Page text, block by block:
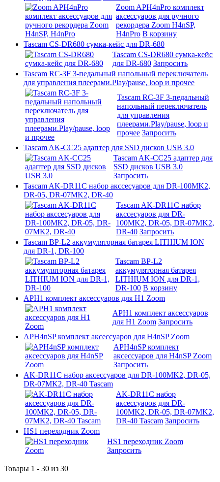
Zoom APH4nPro комплект
аксессуаров для ручного
рекордера Zoom H4nSP,
H4nPro В корзину
Tascam CS-DR680 сумка-кейс для DR-680
Tascam CS-DR680 сумка-кейс
для DR-680 Запросить
Tascam RC-3F 3-педальный напольный переключатель
для управления плеерами.Play/pause, loop и прочее
Tascam RC-3F 3-педальный
напольный переключатель
для управления
плеерами.Play/pause, loop и
прочее Запросить
Tascam AK-CC25 адаптер для SSD дисков USB 3.0
Tascam AK-CC25 адаптер для
SSD дисков USB 3.0
Запросить
Tascam AK-DR11C набор акссесуаров для DR-100MK2,
DR-05, DR-07MK2, DR-40
Tascam AK-DR11C набор
акссесуаров для DR-
100MK2, DR-05, DR-07MK2,
DR-40 Запросить
Tascam BP-L2 аккумуляторная батарея LITHIUM ION
для DR-1, DR-100
Tascam BP-L2
аккумуляторная батарея
LITHIUM ION для DR-1,
DR-100 В корзину
APH1 комплект аксессуаров для H1 Zoom
APH1 комплект аксессуаров
для H1 Zoom Запросить
APH4nSP комплект аксессуаров для H4nSP Zoom
APH4nSP комплект
аксессуаров для H4nSP Zoom
Запросить
AK-DR11C набор аксесcуаров для DR-100MK2, DR-05,
DR-07MK2, DR-40 Tascam
AK-DR11C набор
аксесcуаров для DR-
100MK2, DR-05, DR-07MK2,
DR-40 Tascam Запросить
HS1 переходник Zoom
HS1 переходник Zoom
Запросить
Товары 1 - 30 из 30